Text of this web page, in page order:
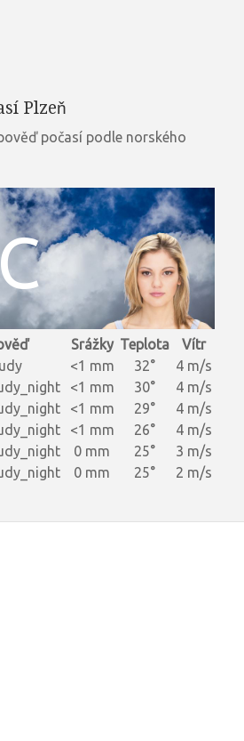
Plzeň
počasí podle norského
Srážky Teplota
Vítr
<1 mm 32°
4 m/s
<1 mm 30°
4 m/s
<1 mm 29°
4 m/s
<1 mm 26°
4 m/s
0 mm 25°
3 m/s
0 mm 25° 2 m/s